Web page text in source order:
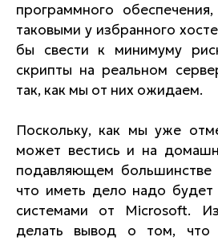
программного
таковыми у избранного
бы свести к минимуму
скрипты на реальном
так, как мы от них ожидаем.
Поскольку, как мы уже
может вестись и на
подавляющем большинстве
что иметь дело надо
системами от Microsoft.
делать вывод о том, что